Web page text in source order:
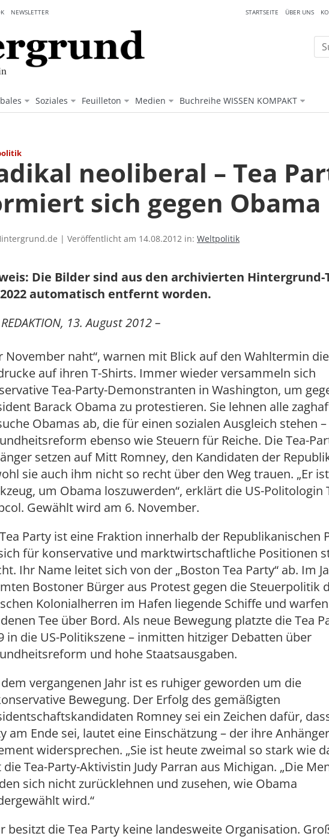
Soziales Feuilleton Medien Buchreihe WISSEN KOMPAKT
STARTSEITE ÜBER UNS
NEWSLETTER
neoliberal – Tea
sich gegen Obama
| Veröffentlicht am 14.08.2012 in: Weltpolitik
Die Bilder sind aus den archivierten Hintergrund-
automatisch entfernt worden.
13. August 2012 –
November naht“, warnen mit Blick auf den Wahltermin die
auf ihren T-Shirts. Immer wieder versammeln sich
Tea-Party-Demonstranten in Washington, um
Barack Obama zu protestieren. Sie lehnen alle
Obamas ab, die für einen sozialen Ausgleich stehen
ebenso wie Steuern für Reiche. Die Tea-
setzen auf Mitt Romney, den Kandidaten der
sie auch ihm nicht so recht über den Weg trauen. „Er
um Obama loszuwerden“, erklärt die US-Politologin
Gewählt wird am 6. November.
Party ist eine Fraktion innerhalb der Republikanischen
für konservative und marktwirtschaftliche Positionen
Ihr Name leitet sich von der „Boston Tea Party“ ab. Im
Bostoner Bürger aus Protest gegen die Steuerpolitik
Kolonialherren im Hafen liegende Schiffe und
Tee über Bord. Als neue Bewegung platzte die Tea
in die US-Politikszene – inmitten hitziger Debatten über
und hohe Staatsausgaben.
vergangenen Jahr ist es ruhiger geworden um die
Bewegung. Der Erfolg des gemäßigten
Romney sei ein Zeichen dafür,
am Ende sei, lautet eine Einschätzung – der ihre Anhänger
widersprechen. „Sie ist heute zweimal so stark wie
die Tea-Party-Aktivistin Judy Parran aus Michigan. „Die
sich nicht zurücklehnen und zusehen, wie Obama
wird.“
besitzt die Tea Party keine landesweite Organisation.